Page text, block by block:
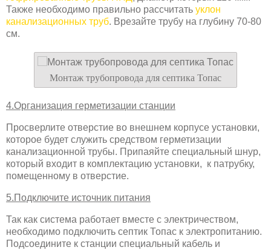
Также необходимо правильно рассчитать уклон
канализационных труб. Врезайте трубу на глубину 70-80
см.
Монтаж трубопровода для септика Топас
4.Организация герметизации станции
Просверлите отверстие во внешнем корпусе установки,
которое будет служить средством герметизации
канализационной трубы. Припаяйте специальный шнур,
который входит в комплектацию установки, к патрубку,
помещенному в отверстие.
5.Подключите источник питания
Так как система работает вместе с электричеством,
необходимо подключить септик Топас к электропитанию.
Подсоедините к станции специальный кабель и